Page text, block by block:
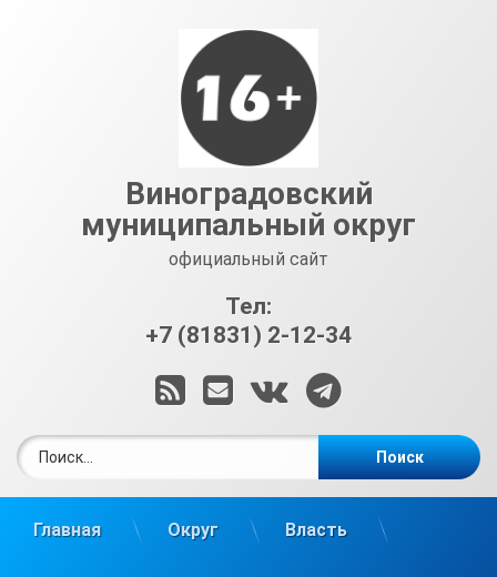
Виноградовский
муниципальный округ
официальный сайт
Тел:
+7 (81831) 2-12-34
RSSE-mailВКонтакте
Telegram
Главная Округ Власть